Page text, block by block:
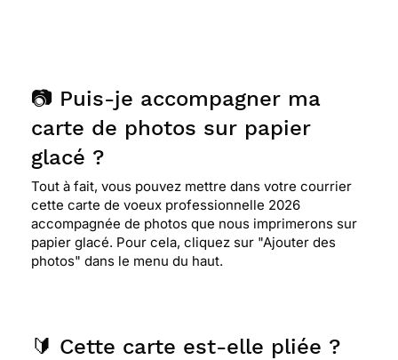
📷 Puis-je accompagner ma
carte de photos sur papier
glacé ?
Tout à fait, vous pouvez mettre dans votre courrier
cette carte de voeux professionnelle 2026
accompagnée de photos que nous imprimerons sur
papier glacé. Pour cela, cliquez sur "Ajouter des
photos" dans le menu du haut.
🔰 Cette carte est-elle pliée ?